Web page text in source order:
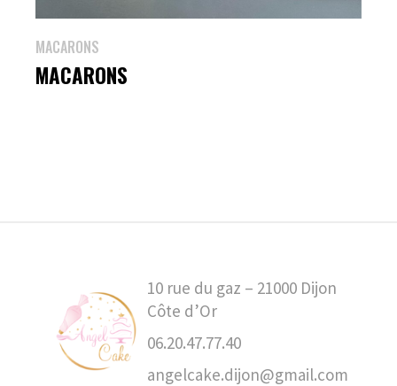
MACARONS
MACARONS
10 rue du gaz – 21000 Dijon
Côte d’Or
06.20.47.77.40
angelcake.dijon@gmail.com